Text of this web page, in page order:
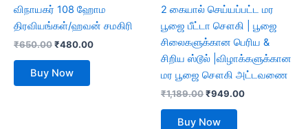
விநாயகர் 108 ஹோம
திரவியங்கள்/ஹவன் சமகிரி
₹650.00₹480.00
Buy Now
2 கையால் செய்யப்பட்ட மர
பூஜை பீட்டா சௌகி | பூஜை
சிலைகளுக்கான பெரிய &
சிறிய ஸ்டூல் |விழாக்களுக்கான
மர பூஜை சௌகி அட்டவணை
₹1,189.00₹949.00
Buy Now